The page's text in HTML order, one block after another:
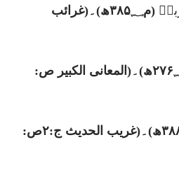
(م۳۸۵؁ھ)۔(غرائب
ھ)۔(المعانی الکبیر ص:
ھ)۔(غریب الحدیث ج:۲ص: